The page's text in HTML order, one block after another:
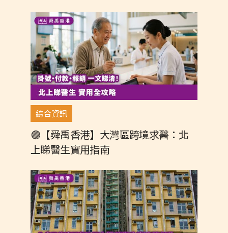
綜合資訊
🟣【舜禹香港】大灣區跨境求醫：北
上睇醫生實用指南